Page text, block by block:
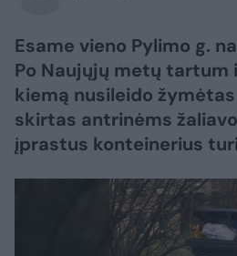
Esame vieno Pylimo g.
Po Naujųjų metų tartum
kiemą nusileido
skirtas antrinėms
įprastus konteinerius